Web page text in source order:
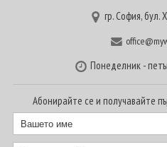
гр. София, бул.
Понеделник -
Абонирайте се и получавайте